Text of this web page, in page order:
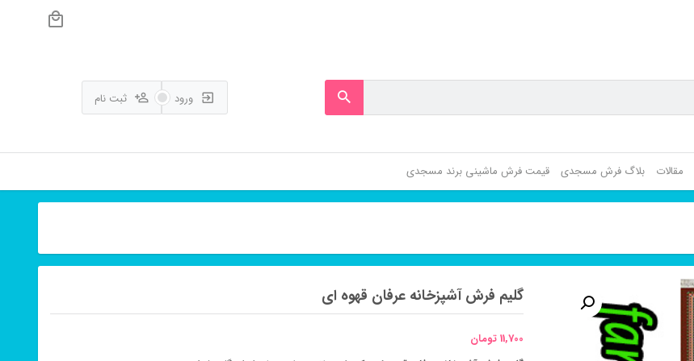
ورود ثبت نام
مقالات بلاگ فرش مسجدی قیمت فرش ماشینی برند مسجدی
گلیم فرش آشپزخانه عرفان قهوه ای
11,700 تومان